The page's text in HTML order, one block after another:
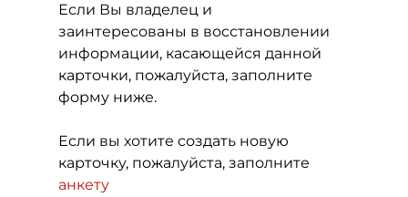
Если Вы владелец и
заинтересованы в восстановлении
информации, касающейся данной
карточки, пожалуйста, заполните
форму ниже.
Если вы хотите создать новую
карточку, пожалуйста, заполните
анкету